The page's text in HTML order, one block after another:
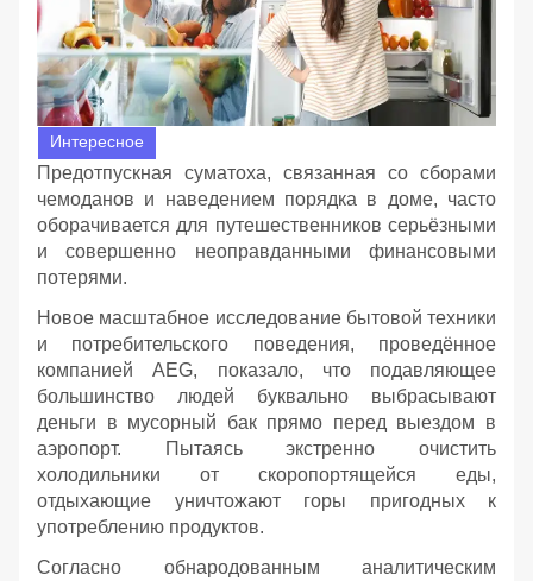
Интересное
Предотпускная суматоха, связанная со сборами
чемоданов и наведением порядка в доме, часто
оборачивается для путешественников серьёзными
и совершенно неоправданными финансовыми
потерями.
Новое масштабное исследование бытовой техники
и потребительского поведения, проведённое
компанией AEG, показало, что подавляющее
большинство людей буквально выбрасывают
деньги в мусорный бак прямо перед выездом в
аэропорт. Пытаясь экстренно очистить
холодильники от скоропортящейся еды,
отдыхающие уничтожают горы пригодных к
употреблению продуктов.
Согласно обнародованным аналитическим